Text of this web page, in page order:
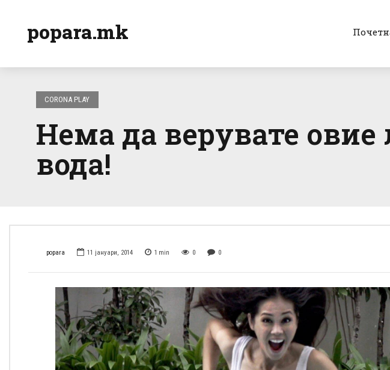
popara.mk
CORONA PLAY
Нема да верувате овие
вода!
popara 11 јануари, 2014 1 min 0 0